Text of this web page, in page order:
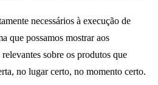
necessários à execução de
que possamos mostrar aos
sobre os produtos que
no lugar certo, no momento certo.